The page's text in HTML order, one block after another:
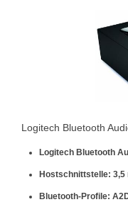
Logitech Bluetooth
Logitech Bluetooth
Hostschnittstelle: 3,5
Bluetooth-Profile: